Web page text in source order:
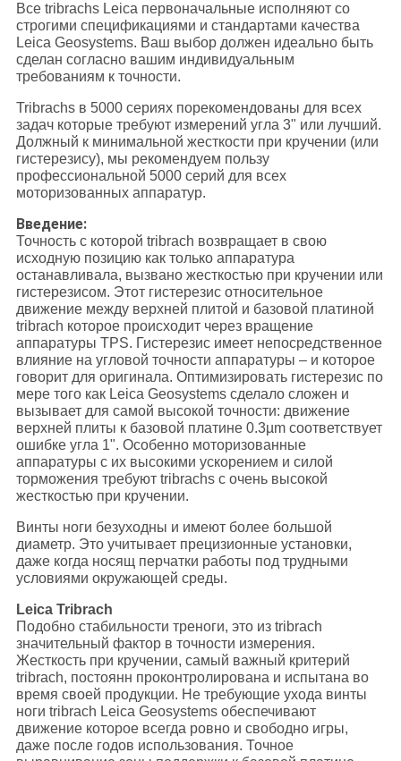
Все tribrachs Leica первоначальные исполняют со
строгими спецификациями и стандартами качества
Leica Geosystems. Ваш выбор должен идеально быть
сделан согласно вашим индивидуальным
требованиям к точности.
Tribrachs в 5000 сериях порекомендованы для всех
задач которые требуют измерений угла 3" или лучший.
Должный к минимальной жесткости при кручении (или
гистерезису), мы рекомендуем пользу
профессиональной 5000 серий для всех
моторизованных аппаратур.
Введение:
Точность с которой tribrach возвращает в свою
исходную позицию как только аппаратура
останавливала, вызвано жесткостью при кручении или
гистерезисом. Этот гистерезис относительное
движение между верхней плитой и базовой платиной
tribrach которое происходит через вращение
аппаратуры TPS. Гистерезис имеет непосредственное
влияние на угловой точности аппаратуры – и которое
говорит для оригинала. Оптимизировать гистерезис по
мере того как Leica Geosystems сделало сложен и
вызывает для самой высокой точности: движение
верхней плиты к базовой платине 0.3µm соответствует
ошибке угла 1". Особенно моторизованные
аппаратуры с их высокими ускорением и силой
торможения требуют tribrachs с очень высокой
жесткостью при кручении.
Винты ноги безуходны и имеют более большой
диаметр. Это учитывает прецизионные установки,
даже когда носящ перчатки работы под трудными
условиями окружающей среды.
Leica Tribrach
Подобно стабильности треноги, это из tribrach
значительный фактор в точности измерения.
Жесткость при кручении, самый важный критерий
tribrach, постоянн проконтролирована и испытана во
время своей продукции. Не требующие ухода винты
ноги tribrach Leica Geosystems обеспечивают
движение которое всегда ровно и свободно игры,
даже после годов использования. Точное